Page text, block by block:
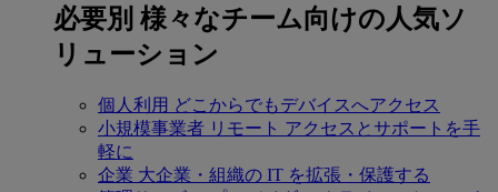
必要別 様々なチーム向けの人気ソ
リューション
個人利用 どこからでもデバイスへアクセス
小規模事業者 リモート アクセスとサポートを手
軽に
企業 大企業・組織の IT を拡張・保護する